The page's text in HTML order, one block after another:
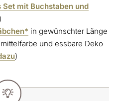
Set mit Buchstaben und
)
in gewünschter Länge
und essbare Deko
)